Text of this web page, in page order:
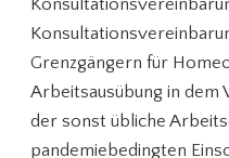
Grenzgängern für
Arbeitsausübung in dem
der sonst übliche
pandemiebedingten